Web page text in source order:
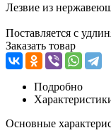
Лезвие из
Поставляется с
Заказать товар
Подробно
Основные